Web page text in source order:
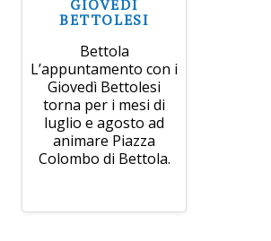
GIOVEDÌ
BETTOLESI
Bettola
L’appuntamento con i
Giovedì Bettolesi
torna per i mesi di
luglio e agosto ad
animare Piazza
Colombo di Bettola.